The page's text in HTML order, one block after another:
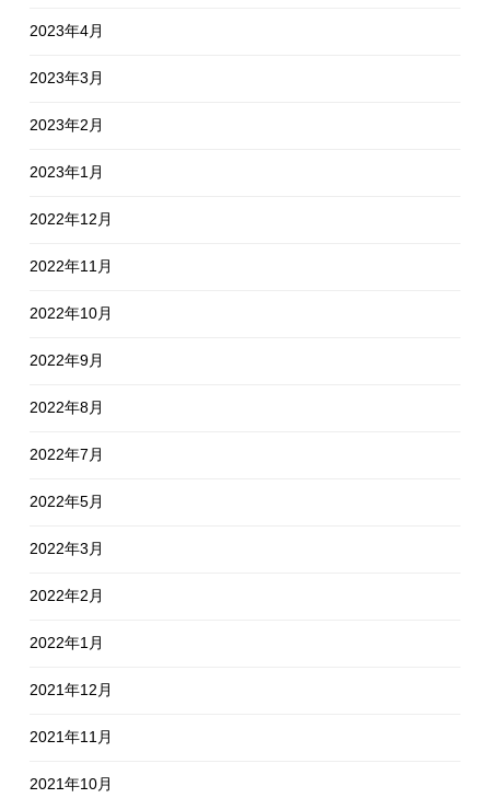
2023年4月
2023年3月
2023年2月
2023年1月
2022年12月
2022年11月
2022年10月
2022年9月
2022年8月
2022年7月
2022年5月
2022年3月
2022年2月
2022年1月
2021年12月
2021年11月
2021年10月